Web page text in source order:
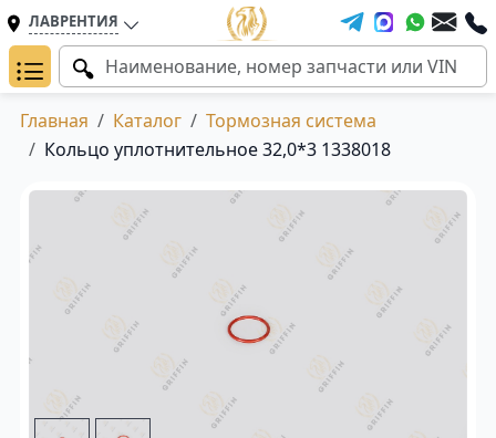
ЛАВРЕНТИЯ
Главная Каталог
Тормозная система
Кольцо уплотнительное 32,0*3 1338018